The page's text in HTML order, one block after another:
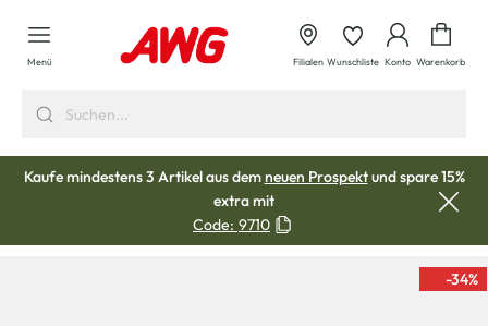
springen
Menü Filialen Wunschliste Konto Warenkorb
Kaufe mindestens 3 Artikel aus demneuen Prospektund spare 15%
extra mit
Code: 9710
-34%